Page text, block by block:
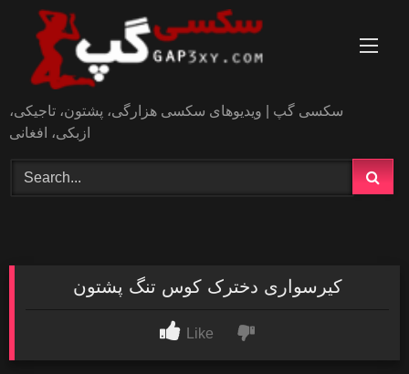
content
سکسی گپ | ویدیوهای سکسی هزارگی، پشتون، تاجیکی،
ازبکی، افغانی
کیرسواری دخترک کوس تنگ پشتون
Like